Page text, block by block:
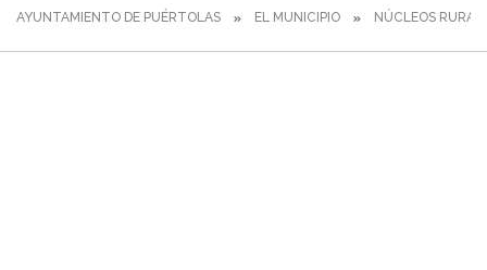
AYUNTAMIENTO DE PUÉRTOLAS EL MUNICIPIO NÚCLEOS